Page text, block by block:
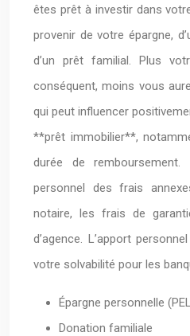
êtes prêt à investir dans
provenir de votre épargne,
d’un prêt familial. Plus
conséquent, moins vous
qui peut influencer
**prêt immobilier**,
durée de remboursement.
personnel des frais
notaire, les frais de
d’agence. L’apport
votre solvabilité pour les
Épargne personnelle
Donation familiale